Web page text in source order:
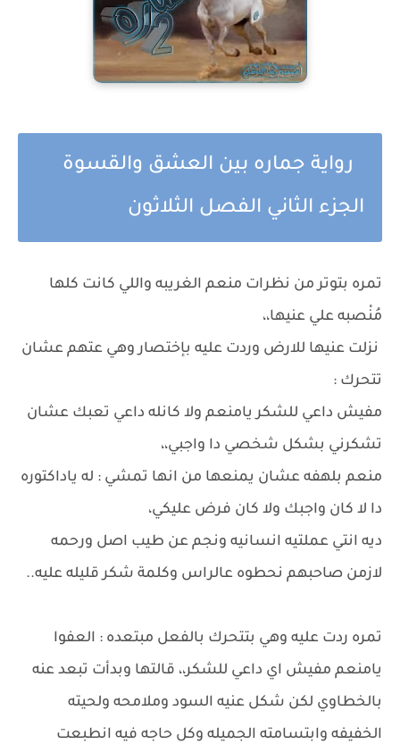
رواية جماره بين العشق والقسوة
الجزء الثاني الفصل الثلاثون
تمره بتوتر من نظرات منعم الغريبه واللي كانت كلها
مُنْصبه علي عنيها،،
نزلت عنيها للارض وردت عليه بإختصار وهي عتهم عشان
تتحرك :
مفيش داعي للشكر يامنعم ولا كانله داعي تعبك عشان
تشكرني بشكل شخصي دا واجبي،،
منعم بلهفه عشان يمنعها من انها تمشي : له ياداكتوره
دا لا كان واجبك ولا كان فرض عليكي،
ديه انتي عملتيه انسانيه ونجم عن طيب اصل ورحمه
لازمن صاحبهم نحطوه عالراس وكلمة شكر قليله عليه..
تمره ردت عليه وهي بتتحرك بالفعل مبتعده : العفوا
يامنعم مفيش اي داعي للشكر،، قالتها وبدأت تبعد عنه
بالخطاوي لكن شكل عنيه السود وملامحه ولحيته
الخفيفه وابتسامته الجميله وكل حاجه فيه انطبعت